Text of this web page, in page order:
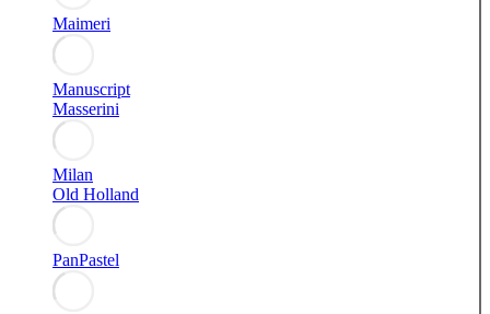
Maimeri
Manuscript
Masserini
Milan
Old Holland
PanPastel